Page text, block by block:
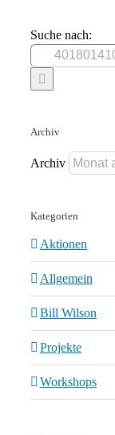
Suche nach:
Archiv
Archiv
Kategorien
Aktionen
Allgemein
Bill Wilson
Projekte
Workshops